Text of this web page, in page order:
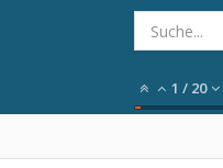
1 / 20